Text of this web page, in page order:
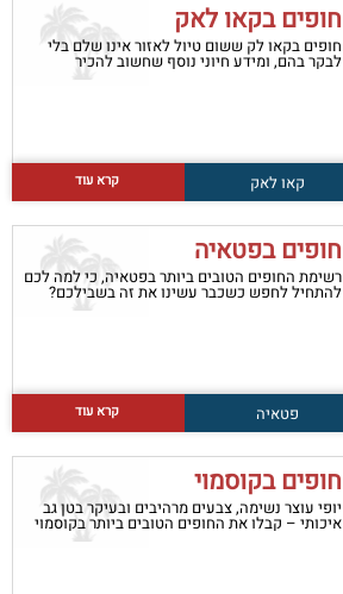
חופים בקאו לאק
חופים בקאו לק ששום טיול לאזור אינו שלם בלי
לבקר בהם, ומידע חיוני נוסף שחשוב להכיר
קאו לאק קרא עוד
חופים בפטאיה
רשימת החופים הטובים ביותר בפטאיה, כי למה לכם
להתחיל לחפש כשכבר עשינו את זה בשבילכם?
פטאיה קרא עוד
חופים בקוסמוי
יופי עוצר נשימה, צבעים מרהיבים ובעיקר בטן גב
איכותי – קבלו את החופים הטובים ביותר בקוסמוי